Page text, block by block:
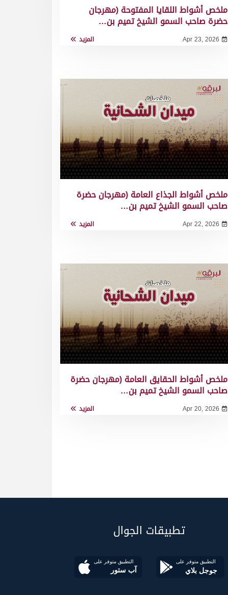
ملخص أشواط اللقايا المفتوحة (مهرجان
حضرة صاحب السمو الشيخ تميم بن…
Apr 23, 2026 المزيد
ملخص أشواط الجذاع العامة (مهرجان حضرة
صاحب السمو الشيخ تميم بن…
Apr 22, 2026 المزيد
ملخص أشواط الحقايق العامة (مهرجان حضرة
صاحب السمو الشيخ تميم بن…
Apr 20, 2026 المزيد
تطبيقات الجوال